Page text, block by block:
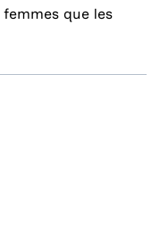
que les